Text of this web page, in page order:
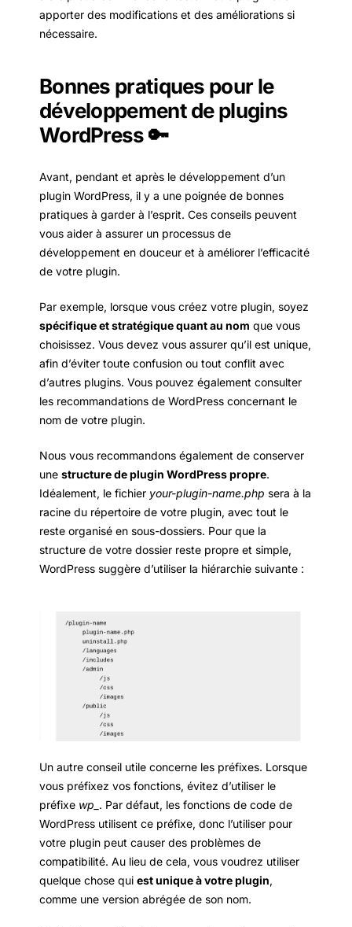
apporter des modifications et des améliorations si
nécessaire.
Bonnes pratiques pour le
développement de plugins
WordPress 🔑
Avant, pendant et après le développement d’un
plugin WordPress, il y a une poignée de bonnes
pratiques à garder à l’esprit. Ces conseils peuvent
vous aider à assurer un processus de
développement en douceur et à améliorer l’efficacité
de votre plugin.
Par exemple, lorsque vous créez votre plugin, soyez
spécifique et stratégique quant au nom que vous
choisissez. Vous devez vous assurer qu’il est unique,
afin d’éviter toute confusion ou tout conflit avec
d’autres plugins. Vous pouvez également consulter
les recommandations de WordPress concernant le
nom de votre plugin.
Nous vous recommandons également de conserver
une structure de plugin WordPress propre.
Idéalement, le fichier your-plugin-name.php sera à la
racine du répertoire de votre plugin, avec tout le
reste organisé en sous-dossiers. Pour que la
structure de votre dossier reste propre et simple,
WordPress suggère d’utiliser la hiérarchie suivante :
Un autre conseil utile concerne les préfixes. Lorsque
vous préfixez vos fonctions, évitez d’utiliser le
préfixe wp_ . Par défaut, les fonctions de code de
WordPress utilisent ce préfixe, donc l’utiliser pour
votre plugin peut causer des problèmes de
compatibilité. Au lieu de cela, vous voudrez utiliser
quelque chose qui est unique à votre plugin,
comme une version abrégée de son nom.